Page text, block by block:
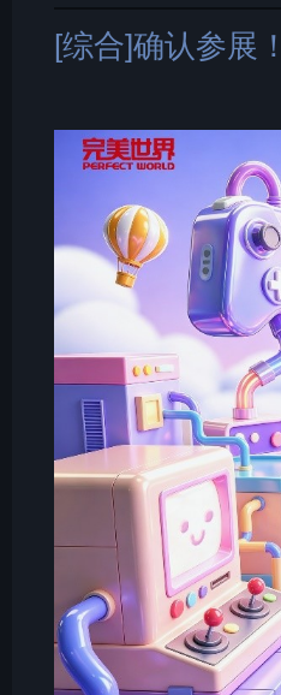
[综合]确认参展